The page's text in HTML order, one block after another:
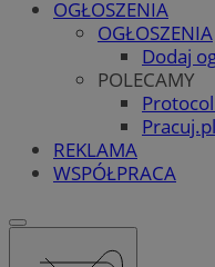
OGŁOSZENIA
OGŁOSZENIA
Dodaj
POLECAMY
REKLAMA
WSPÓŁPRACA